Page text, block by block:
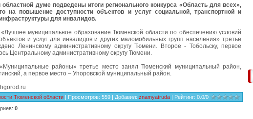
думе подведены итоги регионального конкурса «Область для всех»,
на повышение доступности объектов и услуг социальной, транспортной и
для инвалидов.
муниципальное образование Тюменской области по обеспечению условий
и услуг для инвалидов и других маломобильных групп населения» третье
Ленинскому административному округу Тюмени. Второе - Тобольску, первое
Центральному административному округу Тюмени.
районы» третье место занял Тюменский муниципальный район,
а первое место – Упоровской муниципальный район.
Тюменской области | Просмотров: 559 | Добавил: znamyatruda | Рейтинг: 0.0/0
: 0